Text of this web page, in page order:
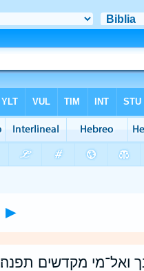
►
ואל־מי מקדשים תפנה׃